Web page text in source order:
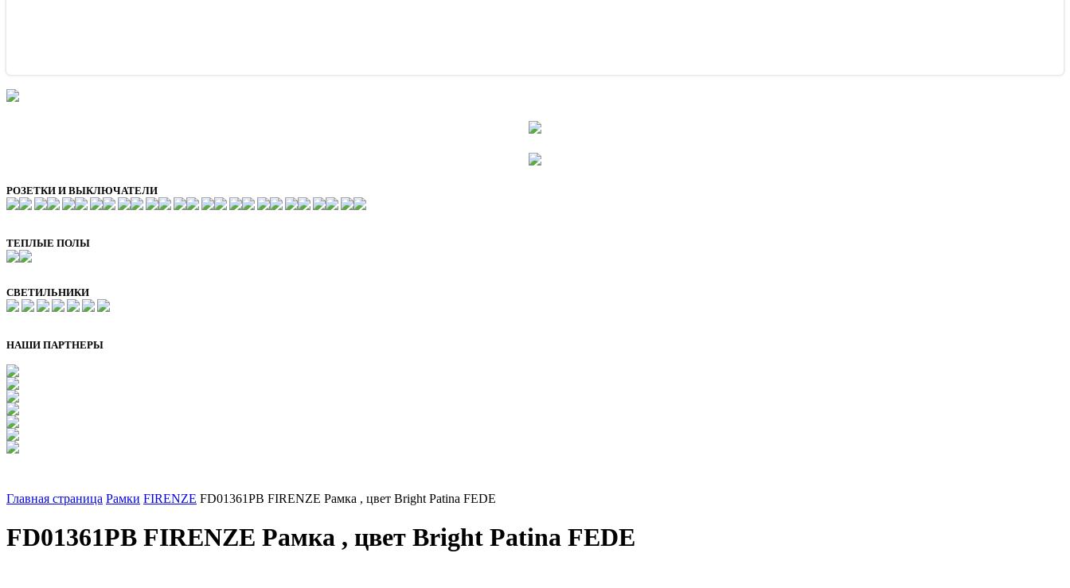
РОЗЕТКИ И ВЫКЛЮЧАТЕЛИ
ТЕПЛЫЕ ПОЛЫ
СВЕТИЛЬНИКИ
НАШИ ПАРТНЕРЫ
Главная страница Рамки FIRENZE FD01361PB FIRENZE Рамка , цвет Bright Patina FEDE
FD01361PB FIRENZE Рамка , цвет Bright Patina FEDE